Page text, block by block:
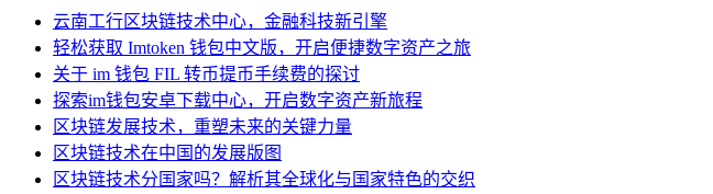
云南工行区块链技术中心，金融科技新引擎
轻松获取 Imtoken 钱包中文版，开启便捷数字资产之旅
关于 im 钱包 FIL 转币提币手续费的探讨
探索im钱包安卓下载中心，开启数字资产新旅程
区块链发展技术，重塑未来的关键力量
区块链技术在中国的发展版图
区块链技术分国家吗？解析其全球化与国家特色的交织